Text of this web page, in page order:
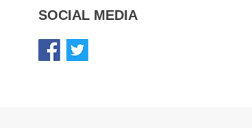
SOCIAL MEDIA